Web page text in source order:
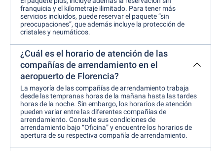
franquicia y el kilometraje ilimitado. Para tener más
servicios incluidos, puede reservar el paquete “sin
preocupaciones”, que además incluye la protección de
cristales y neumáticos.
¿Cuál es el horario de atención de las
compañías de arrendamiento en el
aeropuerto de Florencia?
La mayoría de las compañías de arrendamiento trabaja
desde las tempranas horas de la mañana hasta las tardes
horas de la noche. Sin embargo, los horarios de atención
pueden variar entre las diferentes compañías de
arrendamiento. Consulte sus condiciones de
arrendamiento bajo “Oficina” y encuentre los horarios de
apertura de su respectiva compañía de arrendamiento.